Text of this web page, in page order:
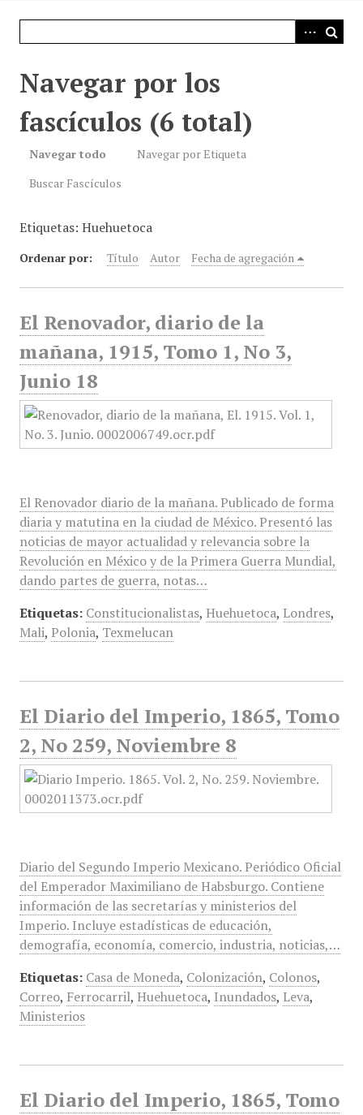
Navegar por los
fascículos (6 total)
Navegar todo
Navegar por Etiqueta
Buscar Fascículos
Etiquetas: Huehuetoca
Ordenar por: Título Autor Fecha de agregación
El Renovador, diario de la
mañana, 1915, Tomo 1, No 3,
Junio 18
El Renovador diario de la mañana. Publicado de forma
diaria y matutina en la ciudad de México. Presentó las
noticias de mayor actualidad y relevancia sobre la
Revolución en México y de la Primera Guerra Mundial,
dando partes de guerra, notas…
Etiquetas: Constitucionalistas, Huehuetoca, Londres,
Mali, Polonia, Texmelucan
El Diario del Imperio, 1865, Tomo
2, No 259, Noviembre 8
Diario del Segundo Imperio Mexicano. Periódico Oficial
del Emperador Maximiliano de Habsburgo. Contiene
información de las secretarías y ministerios del
Imperio. Incluye estadísticas de educación,
demografía, economía, comercio, industria, noticias,…
Etiquetas: Casa de Moneda, Colonización, Colonos,
Correo, Ferrocarril, Huehuetoca, Inundados, Leva,
Ministerios
El Diario del Imperio, 1865, Tomo